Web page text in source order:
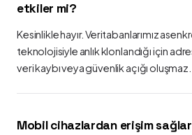
etkiler mi?
Kesinlikle hayır. Veritabanlarımız
teknolojisiyle anlık klonlandığı için
veri kaybı veya güvenlik açığı oluşmaz.
Mobil cihazlardan erişim